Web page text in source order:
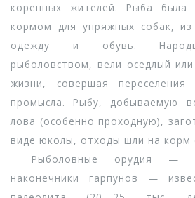
коренных жителей. Рыба
кормом для упряжных собак,
одежду и обувь.
рыболовством, вели оседлый
жизни, совершая
промысла. Рыбу, добываемую
лова (особенно проходную),
виде юколы, отходы шли на корм
Рыболовные орудия —
наконечники гарпунов —